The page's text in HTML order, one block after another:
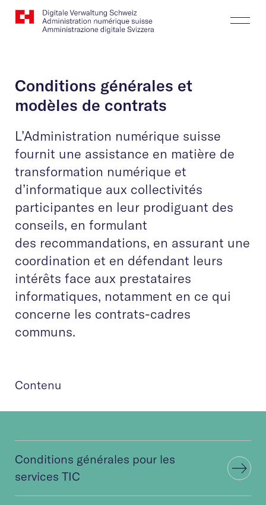
Website
Logo
Recherche
Conditions générales et
modèles de contrats
L’Administration numérique suisse
fournit une assistance en matière de
transformation numérique et
d’informatique aux collectivités
participantes en leur prodiguant des
conseils, en formulant
des recommandations, en assurant une
coordination et en défendant leurs
intérêts face aux prestataires
informatiques, notamment en ce qui
concerne les contrats-cadres
communs.
Contenu
Conditions générales pour les
services TIC